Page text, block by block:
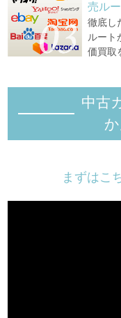
売ルー
徹底し
ルート
価買取
中古
まずはこ